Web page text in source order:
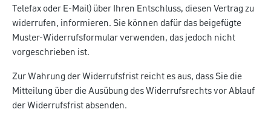
Telefax oder E-Mail) über Ihren Entschluss, diesen Vertrag zu
widerrufen, informieren. Sie können dafür das beigefügte
Muster-Widerrufsformular verwenden, das jedoch nicht
vorgeschrieben ist.
Zur Wahrung der Widerrufsfrist reicht es aus, dass Sie die
Mitteilung über die Ausübung des Widerrufsrechts vor Ablauf
der Widerrufsfrist absenden.